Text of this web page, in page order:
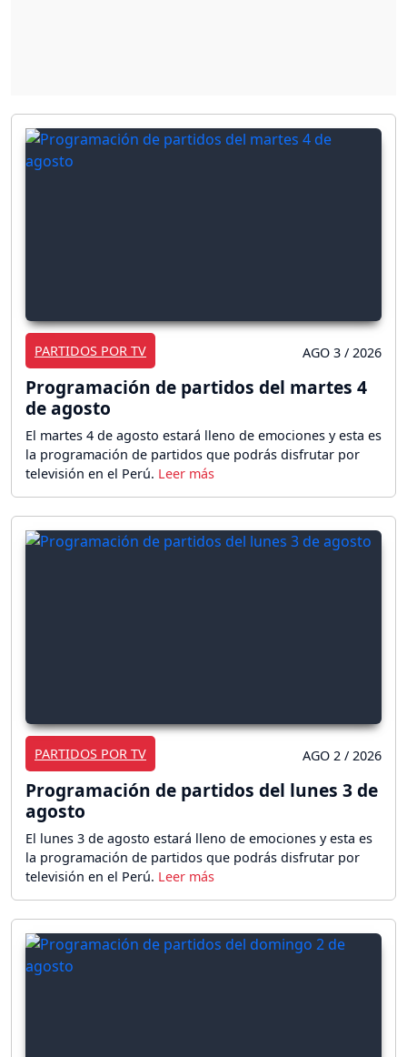
PARTIDOS POR TV AGO 3 / 2026
Programación de partidos del martes 4
de agosto
El martes 4 de agosto estará lleno de emociones y esta es
la programación de partidos que podrás disfrutar por
televisión en el Perú.
PARTIDOS POR TV AGO 2 / 2026
Programación de partidos del lunes 3 de
agosto
El lunes 3 de agosto estará lleno de emociones y esta es
la programación de partidos que podrás disfrutar por
televisión en el Perú.